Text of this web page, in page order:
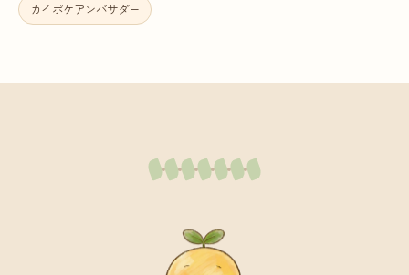
カイポケアンバサダー